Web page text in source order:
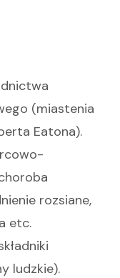
(miastenia
Eatona).
rozsiane,
etc.
ludzkie).